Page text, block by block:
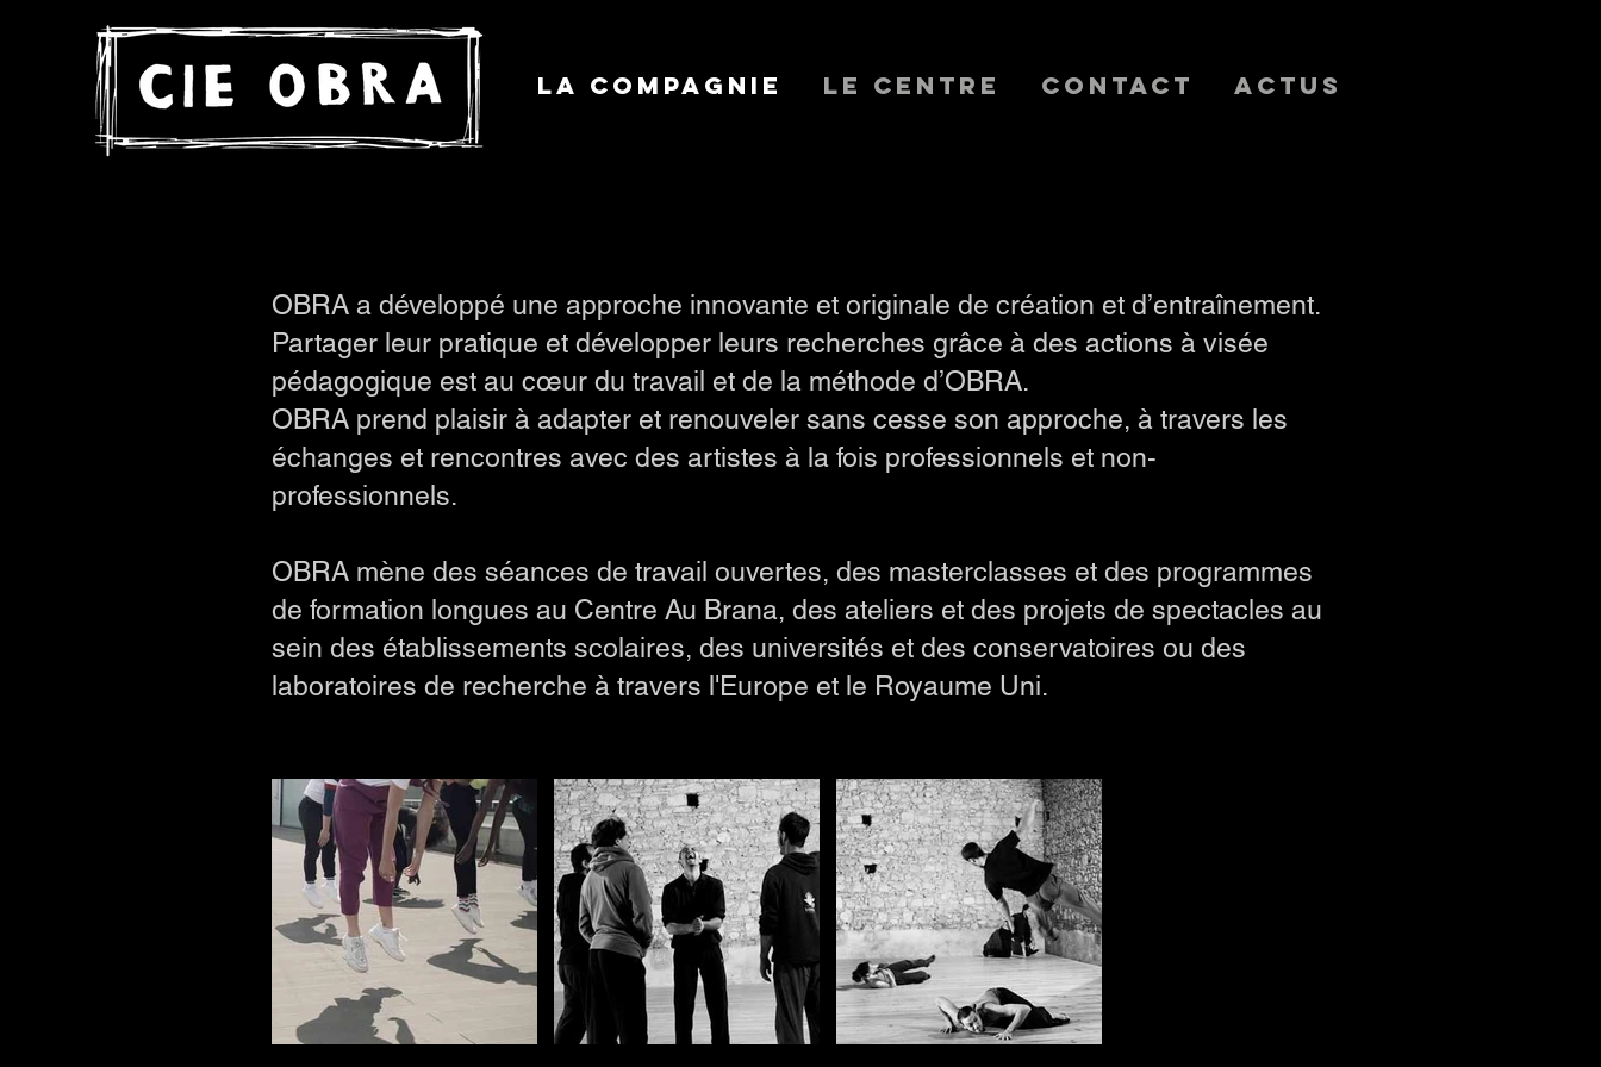
La Compagnie Le Centre Contact Actus
OBRA a développé une approche innovante et originale de création et d’entraînement.
Partager leur pratique et développer leurs recherches grâce à des actions à visée
pédagogique est au cœur du travail et de la méthode d’OBRA.
OBRA prend plaisir à adapter et renouveler sans cesse son approche, à travers les
échanges et rencontres avec des artistes à la fois professionnels et non-
professionnels.
OBRA mène des séances de travail ouvertes, des masterclasses et des programmes
de formation longues au Centre Au Brana, des ateliers et des projets de spectacles au
sein des établissements scolaires, des universités et des conservatoires ou des
laboratoires de recherche à travers l'Europe et le Royaume Uni.